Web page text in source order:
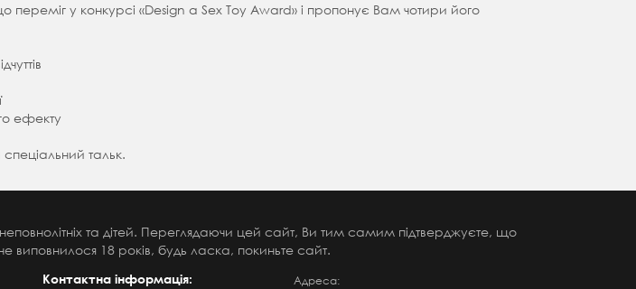
у конкурсі «Design a Sex Toy Award» і пропонує Вам чотири його
ефекту
тальк.
та дітей. Переглядаючи цей сайт, Ви тим самим підтверджуєте, що
18 років, будь ласка, покиньте сайт.
Контактна інформація: Адреса: